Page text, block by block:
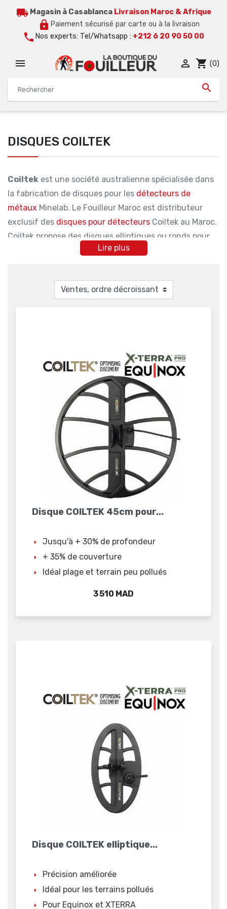
local_shipping Magasin à Casablanca Livraison Maroc & Afrique
lock Paiement sécurisé par carte ou à la livraison
call Nos experts: Tel/Whatsapp : +212 6 20 90 50 00


 shopping_cart (0)
DISQUES COILTEK
Coiltek est une société australienne spécialisée dans
la fabrication de disques pour les détecteurs de
métaux Minelab. Le Fouilleur Maroc est distributeur
exclusif des disques pour détecteurs Coiltek au Maroc.
Coiltek propose des disques elliptiques ou ronds pour
les détecteurs Manticore, Xterra et Equinox. Coitlek
détecteurs d'orGPX, GPZ et SDC 2300.
Lire plus
Disque COILTEK 45cm pour...
Jusqu'à + 30% de profondeur
+ 35% de couverture
Idéal plage et terrain peu pollués
Prix
3 510 MAD
Disque COILTEK elliptique...
Précision améliorée
Idéal pour les terrains pollués
Pour Equinox et XTERRA